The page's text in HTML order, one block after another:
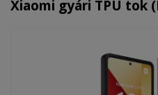
Xiaomi gyári TPU tok